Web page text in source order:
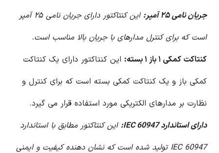
جریان نامی ۲۵ آمپر:
این کنتاکتور دارای جریان نامی ۲۵ آمپر
است که برای کنترل مدارهای با جریان بالا مناسب است.
کنتاکت کمکی ۱ باز ۱ بسته:
این کنتاکتور دارای یک کنتاکت
کمکی باز و یک کنتاکت کمکی بسته است که برای کنترل و
نظارت بر مدارهای الکتریکی مورد استفاده قرار می گیرد.
دارای استاندارد IEC 60947:
این کنتاکتور مطابق با استاندارد
IEC 60947 تولید شده است که نشان دهنده کیفیت و ایمنی